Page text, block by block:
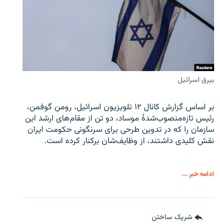
بیرق اسرائیل
بر اساس گزارش کانال ۱۲ تلویزیون اسرائیل، رومن گوفمن،
رئیس تازه‌منصوب‌شدۀ موساد، دو تن از مقام‌های ارشد این
سازمان را که در تدوین طرحی برای سرنگونی حکومت ایران
نقش کلیدی داشتند، از وظایف‌شان برکنار کرده است.
ادامه خبر ...
شریک ساختن